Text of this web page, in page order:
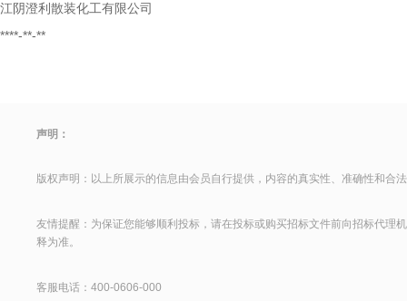
江阴澄利散装化工有限公司
****-**-**
声明：
版权声明：以上所展示的信息由会员自行提供，内容的真实性、准确性和合
友情提醒：为保证您能够顺利投标，请在投标或购买招标文件前向招标代理
释为准。
客服电话：400-0606-000